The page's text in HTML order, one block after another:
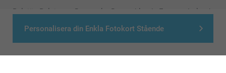
Personalisera din Enkla Fotokort Stående
België Belgique Danmark Deutschland France
Ireland
Nederland - Norge Österreich Schweiz